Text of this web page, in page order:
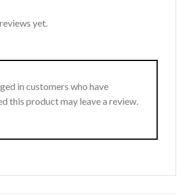
yet.
in customers who have
this product may leave a review.